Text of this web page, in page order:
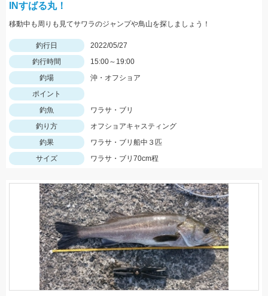
INすばる丸！
移動中も周りも見てサワラのジャンプや鳥山を探しましょう！
釣行日
2022/05/27
釣行時間
15:00～19:00
釣場
沖・オフショア
ポイント
釣魚
ワラサ・ブリ
釣り方
オフショアキャスティング
釣果
ワラサ・ブリ船中３匹
サイズ
ワラサ・ブリ70cm程